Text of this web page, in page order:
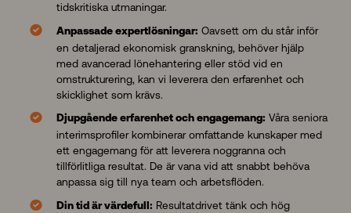
tidskritiska utmaningar.
Anpassade expertlösningar: Oavsett om du står inför
en detaljerad ekonomisk granskning, behöver hjälp
med avancerad lönehantering eller stöd vid en
omstrukturering, kan vi leverera den erfarenhet och
skicklighet som krävs.
Djupgående erfarenhet och engagemang: Våra seniora
interimsprofiler kombinerar omfattande kunskaper med
ett engagemang för att leverera noggranna och
tillförlitliga resultat. De är vana vid att snabbt behöva
anpassa sig till nya team och arbetsflöden.
Din tid är värdefull: Resultatdrivet tänk och hög